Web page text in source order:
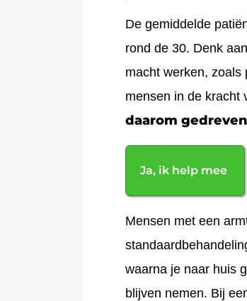
De gemiddelde
rond de 30. Denk
macht werken, zoals
mensen in de kracht
daarom
Ja, ik help mee
Mensen met een
waarna je naar huis
blijven nemen. Bij